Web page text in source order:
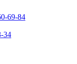
69-84
34